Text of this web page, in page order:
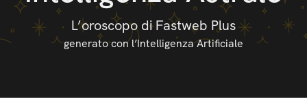
L’oroscopo di Fastweb Plus
generato con l’Intelligenza Artificiale